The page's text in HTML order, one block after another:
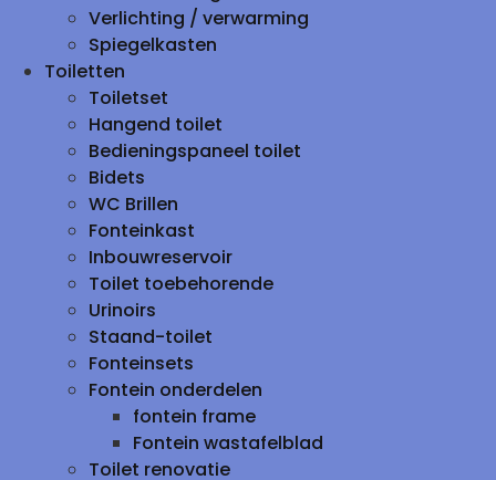
Verlichting / verwarming
Spiegelkasten
Toiletten
Toiletset
Hangend toilet
Bedieningspaneel toilet
Bidets
WC Brillen
Fonteinkast
Inbouwreservoir
Toilet toebehorende
Urinoirs
Staand-toilet
Fonteinsets
Fontein onderdelen
fontein frame
Fontein wastafelblad
Toilet renovatie